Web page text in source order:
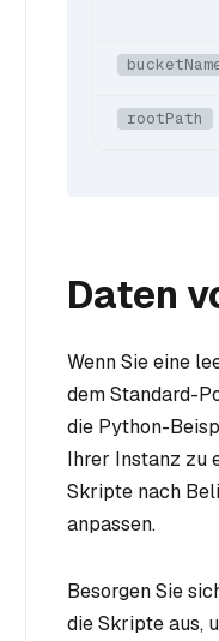
rootPath
Daten
Wenn Sie eine
dem Standard-
die Python-
Ihrer Instanz zu
Skripte nach
anpassen.
Besorgen Sie
die Skripte aus,